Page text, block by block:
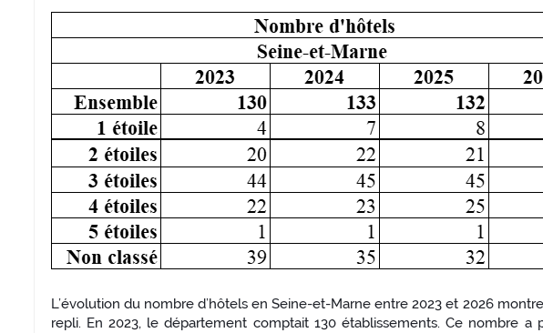
L’évolution du nombre d’hôtels en Seine-et-Marne entre 2023 et 2026
repli. En 2023, le département comptait 130 établissements. Ce nombre a